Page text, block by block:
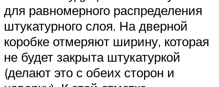
для равномерного распределения
штукатурного слоя. На дверной
коробке отмеряют ширину, которая
не будет закрыта штукатуркой
(делают это с обеих сторон и